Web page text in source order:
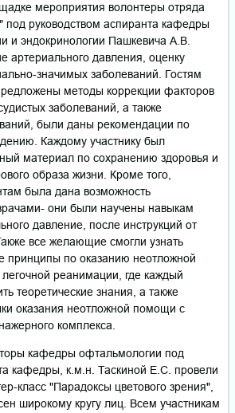
мероприятия волонтеры отряда
под руководством аспиранта кафедры
и эндокринологии Пашкевича А.В.
артериального давления, оценку
значимых заболеваний. Гостям
методы коррекции факторов
заболеваний, а также
были даны рекомендации по
Каждому участнику был
материал по сохранению здоровья и
образа жизни. Кроме того,
была дана возможность
они были научены навыкам
давление, после инструкций от
все желающие смогли узнать
принципы по оказанию неотложной
реанимации, где каждый
теоретические знания, а также
оказания неотложной помощи с
комплекса.
кафедры офтальмологии под
кафедры, к.м.н. Таскиной Е.С. провели
класс "Парадоксы цветового зрения",
широкому кругу лиц. Всем участникам